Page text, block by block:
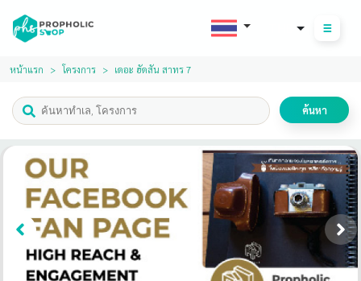
หน้าแรก โครงการ เดอะ ฮัดสัน สาทร 7
ค้นหา